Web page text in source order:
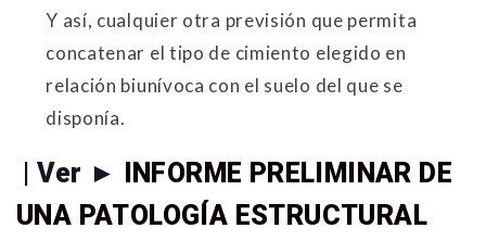
Y así, cualquier otra previsión que permita
concatenar el tipo de cimiento elegido en
relación biunívoca con el suelo del que se
disponía.
| Ver ►
INFORME PRELIMINAR DE
UNA PATOLOGÍA ESTRUCTURAL